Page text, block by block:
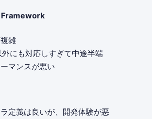
雑
外にも対応しすぎて中途半端
マンスが悪い
定義は良いが、開発体験が悪